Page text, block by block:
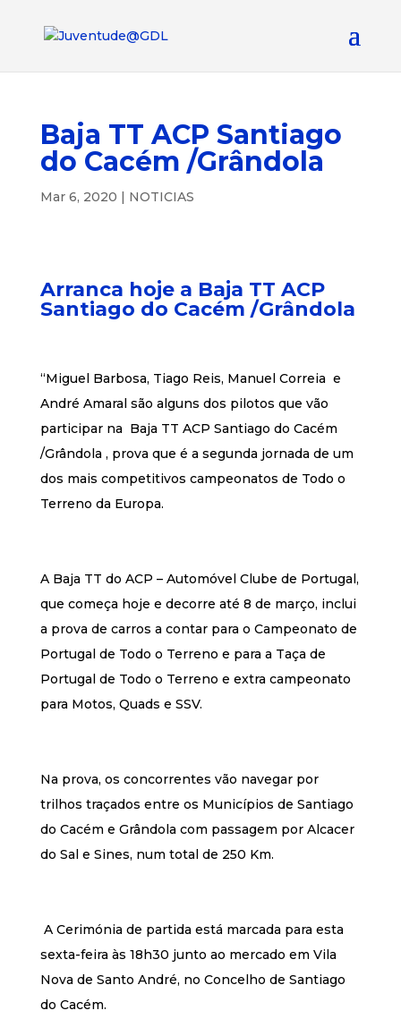
Baja TT ACP Santiago
do Cacém /Grândola
Mar 6, 2020 | NOTICIAS
Arranca hoje a Baja TT ACP
Santiago do Cacém /Grândola
“Miguel Barbosa, Tiago Reis, Manuel Correia e
André Amaral são alguns dos pilotos que vão
participar na Baja TT ACP Santiago do Cacém
/Grândola , prova que é a segunda jornada de um
dos mais competitivos campeonatos de Todo o
Terreno da Europa.
A Baja TT do ACP – Automóvel Clube de Portugal,
que começa hoje e decorre até 8 de março, inclui
a prova de carros a contar para o Campeonato de
Portugal de Todo o Terreno e para a Taça de
Portugal de Todo o Terreno e extra campeonato
para Motos, Quads e SSV.
Na prova, os concorrentes vão navegar por
trilhos traçados entre os Municípios de Santiago
do Cacém e Grândola com passagem por Alcacer
do Sal e Sines, num total de 250 Km.
A Cerimónia de partida está marcada para esta
sexta-feira às 18h30 junto ao mercado em Vila
Nova de Santo André, no Concelho de Santiago
do Cacém.